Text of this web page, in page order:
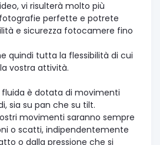
vi risulterà molto più
perfette e potrete
e sicurezza fotocamere fino
quindi tutta la flessibilità di cui
vostra attività.
è dotata di movimenti
sia su pan che su tilt.
movimenti saranno sempre
o scatti, indipendentemente
o dalla pressione che si